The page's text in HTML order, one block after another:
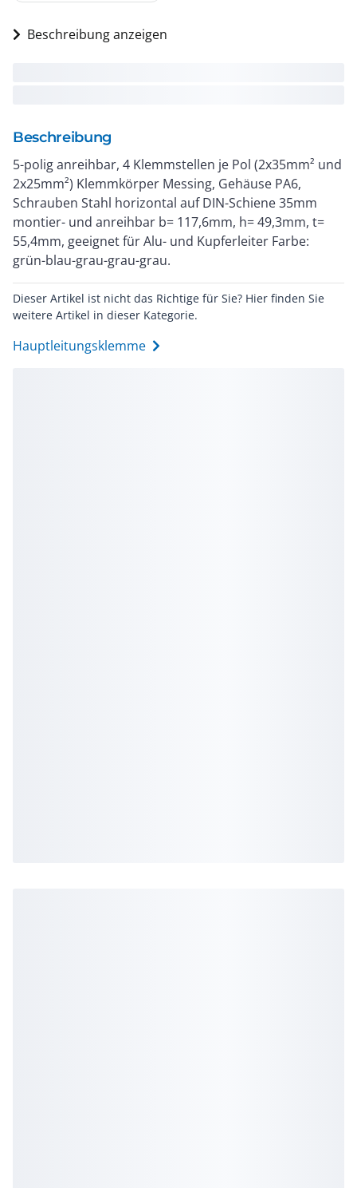
Beschreibung anzeigen
Beschreibung
5-polig anreihbar, 4 Klemmstellen je Pol (2x35mm² und
2x25mm²) Klemmkörper Messing, Gehäuse PA6,
Schrauben Stahl horizontal auf DIN-Schiene 35mm
montier- und anreihbar b= 117,6mm, h= 49,3mm, t=
55,4mm, geeignet für Alu- und Kupferleiter Farbe:
grün-blau-grau-grau-grau.
Dieser Artikel ist nicht das Richtige für Sie? Hier finden Sie
weitere Artikel in dieser Kategorie.
Hauptleitungsklemme